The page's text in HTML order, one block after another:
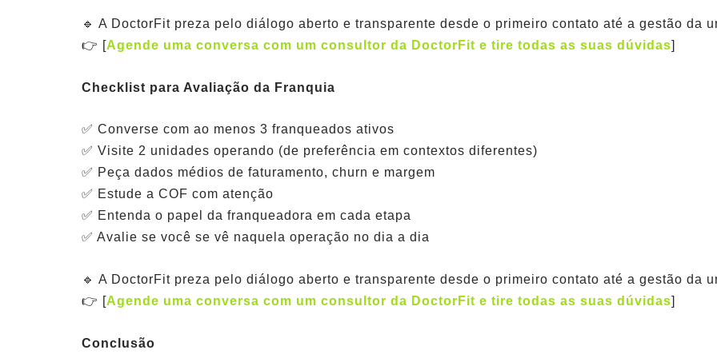
🔹 A DoctorFit preza pelo diálogo aberto e transparente desde o primeiro contato até a gestão da
👉 [Agende uma conversa com um consultor da DoctorFit e tire todas as suas dúvidas]
Checklist para Avaliação da Franquia
✅ Converse com ao menos 3 franqueados ativos
✅ Visite 2 unidades operando (de preferência em contextos diferentes)
✅ Peça dados médios de faturamento, churn e margem
✅ Estude a COF com atenção
✅ Entenda o papel da franqueadora em cada etapa
✅ Avalie se você se vê naquela operação no dia a dia
🔹 A DoctorFit preza pelo diálogo aberto e transparente desde o primeiro contato até a gestão da
👉 [Agende uma conversa com um consultor da DoctorFit e tire todas as suas dúvidas]
Conclusão